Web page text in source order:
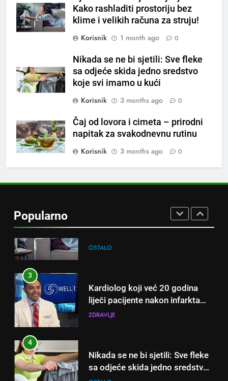
Kako rashladiti prostoriju bez
klime i velikih računa za struju!
Korisnik
1 month ago 0
Nikada se ne bi sjetili: Sve fleke
sa odjeće skida jedno sredstvo
koje svi imamo u kući
Korisnik
3 months ago 0
Čaj od lovora i cimeta – prirodni
napitak za svakodnevnu rutinu
Korisnik
3 months ago 0
Popularno
preokupacija: Ljudi rođeni u ova
tri znaka najviše vole ogovarati
OSTALO
Piće od smreke – prirodni
napitak koji se često spominje
kod šećerne bolesti
OSTALO
Samo 1 kašičica u litru vode i
čak će se i “suhi štap”
ukorijeniti! Stari vrtlarski trik koji
OSTALO
Kako rashladiti prostoriju bez
klime i velikih računa za struju!
otkrio: Ove 4 jutarnje navike
nikada ne praktikujem prije 9
dana!
ZDRAVLJE
4
koje svi imamo u kući
OSTALO